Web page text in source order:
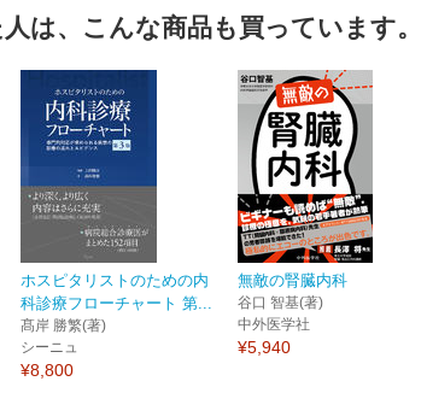
は、こんな商品も買っています。
ホスピタリストのための内
科診療フローチャート 第...
髙岸 勝繁(著)
シーニュ
¥8,800
無敵の腎臓内科
谷口 智基(著)
中外医学社
¥5,940